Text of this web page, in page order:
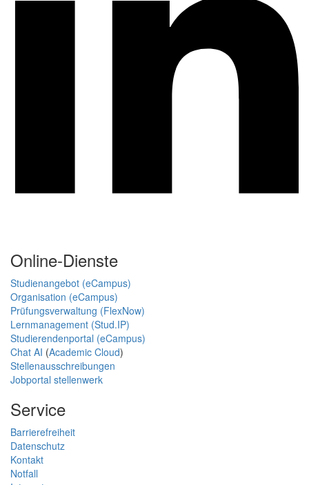
Online-Dienste
Studienangebot (eCampus)
Organisation (eCampus)
Prüfungsverwaltung (FlexNow)
Lernmanagement (Stud.IP)
Studierendenportal (eCampus)
Chat AI (Academic Cloud)
Stellenausschreibungen
Jobportal stellenwerk
Service
Barrierefreiheit
Datenschutz
Kontakt
Notfall